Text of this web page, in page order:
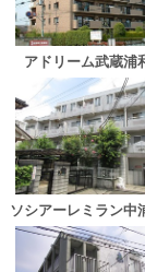
アドリーム武蔵浦
ソシアーレミラン中